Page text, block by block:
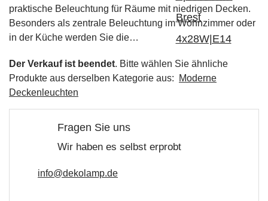
praktische Beleuchtung für Räume mit niedrigen Decken.
Besonders als zentrale Beleuchtung im Wohnzimmer oder
in der Küche werden Sie die…
Der Verkauf ist beendet. Bitte wählen Sie ähnliche
Produkte aus derselben Kategorie aus:
Moderne
Deckenleuchten
Fragen Sie uns
Wir haben es selbst erprobt
info@dekolamp.de